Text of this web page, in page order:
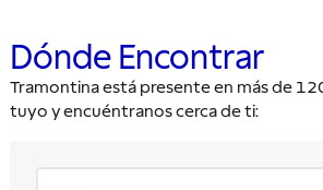
Dónde Encontrar
Tramontina está presente en más de
tuyo y encuéntranos cerca de ti: